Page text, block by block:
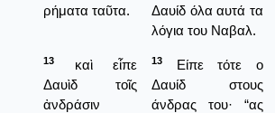
ρήματα ταῦτα.
Δαυίδ όλα αυτά τα
λόγια του Ναβαλ.
13
καὶ εἶπε
Δαυὶδ τοῖς
ἀνδράσιν
13
Είπε τότε ο
Δαυίδ στους
άνδρας του· “ας